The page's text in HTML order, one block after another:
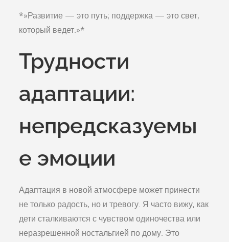
*»Развитие — это путь; поддержка — это свет,
который ведет.»*
Трудности
адаптации:
непредсказуемы
е эмоции
Адаптация в новой атмосфере может принести
не только радость, но и тревогу. Я часто вижу, как
дети сталкиваются с чувством одиночества или
неразрешенной ностальгией по дому. Это